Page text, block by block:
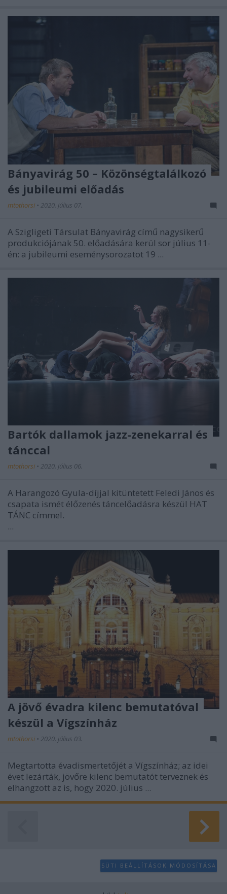
Bányavirág 50 – Közönségtalálkozó
és jubileumi előadás
mtothorsi • 2020. július 07.
A Szigligeti Társulat Bányavirág című nagysikerű
produkciójának 50. előadására kerül sor július 11-
én: a jubileumi eseménysorozatot 19 ...
Bartók dallamok jazz-zenekarral és
tánccal
mtothorsi • 2020. július 06.
A Harangozó Gyula-díjjal kitüntetett Feledi János és
csapata ismét élőzenés táncelőadásra készül HAT
TÁNC címmel.
...
A jövő évadra kilenc bemutatóval
készül a Vígszínház
mtothorsi • 2020. július 03.
Megtartotta évadismertetőjét a Vígszínház; az idei
évet lezárták, jövőre kilenc bemutatót terveznek és
elhangzott az is, hogy 2020. július ...
SÜTI BEÁLLÍTÁSOK MÓDOSÍTÁSA